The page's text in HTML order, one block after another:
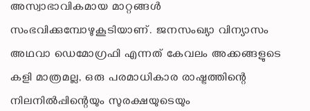
അസ്വാഭാവികമായ മാറ്റങ്ങൾ
സംഭവിക്കുമ്പോഴുകൂടിയാണ്. ജനസംഖ്യാ വിന്യാസം
അഥവാ ഡെമോഗ്രഫി എന്നത് കേവലം അക്കങ്ങളുടെ
കളി മാത്രമല്ല, ഒരു പരമാധികാര രാഷ്ട്രത്തിന്റെ
നിലനിൽപ്പിന്റെയും സുരക്ഷയുടെയും